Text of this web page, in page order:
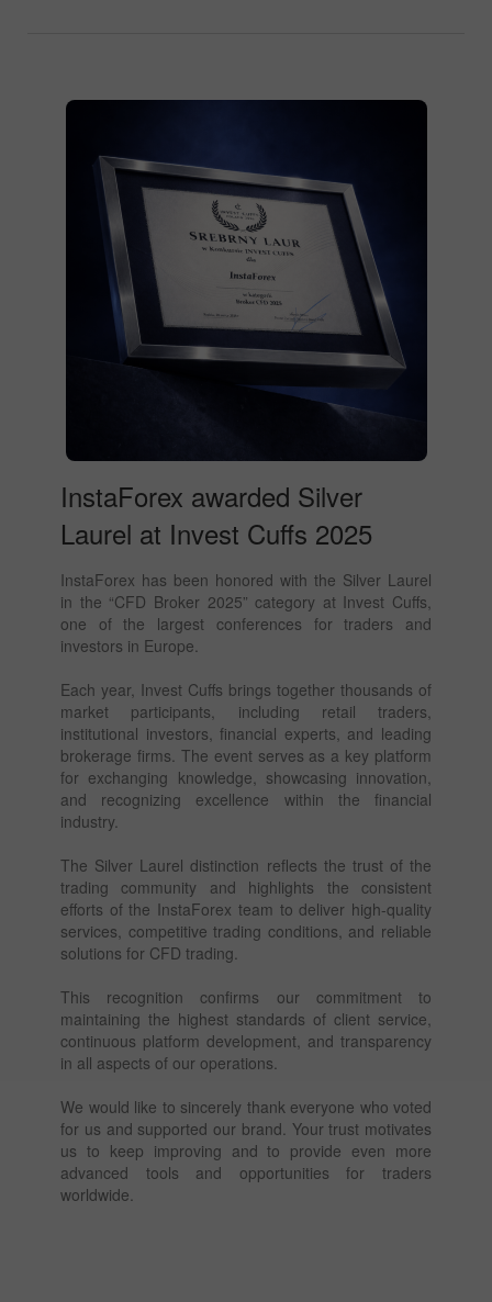
InstaForex awarded Silver
Laurel at Invest Cuffs 2025
InstaForex has been honored with the Silver Laurel
in the “CFD Broker 2025” category at Invest Cuffs,
one of the largest conferences for traders and
investors in Europe.
Each year, Invest Cuffs brings together thousands of
market participants, including retail traders,
institutional investors, financial experts, and leading
brokerage firms. The event serves as a key platform
for exchanging knowledge, showcasing innovation,
and recognizing excellence within the financial
industry.
The Silver Laurel distinction reflects the trust of the
trading community and highlights the consistent
efforts of the InstaForex team to deliver high-quality
services, competitive trading conditions, and reliable
solutions for CFD trading.
This recognition confirms our commitment to
maintaining the highest standards of client service,
continuous platform development, and transparency
in all aspects of our operations.
We would like to sincerely thank everyone who voted
for us and supported our brand. Your trust motivates
us to keep improving and to provide even more
advanced tools and opportunities for traders
worldwide.